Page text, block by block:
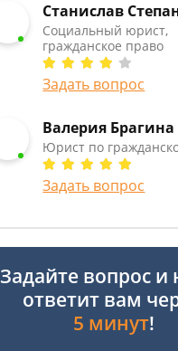
Станислав
Социальный юрист,
гражданское право
Задать вопрос
Валерия Брагина
Юрист по
Задать вопрос
Задайте вопрос и
ответит вам
5 минут!